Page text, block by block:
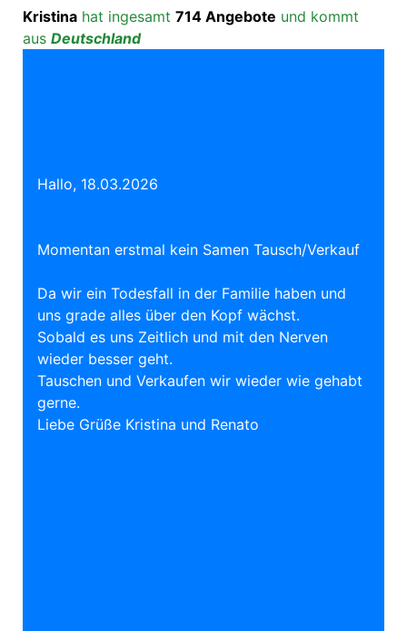
Kristina hat ingesamt 714 Angebote und kommt
aus Deutschland
Hallo, 18.03.2026
Momentan erstmal kein Samen Tausch/Verkauf
Da wir ein Todesfall in der Familie haben und
uns grade alles über den Kopf wächst.
Sobald es uns Zeitlich und mit den Nerven
wieder besser geht.
Tauschen und Verkaufen wir wieder wie gehabt
gerne.
Liebe Grüße Kristina und Renato